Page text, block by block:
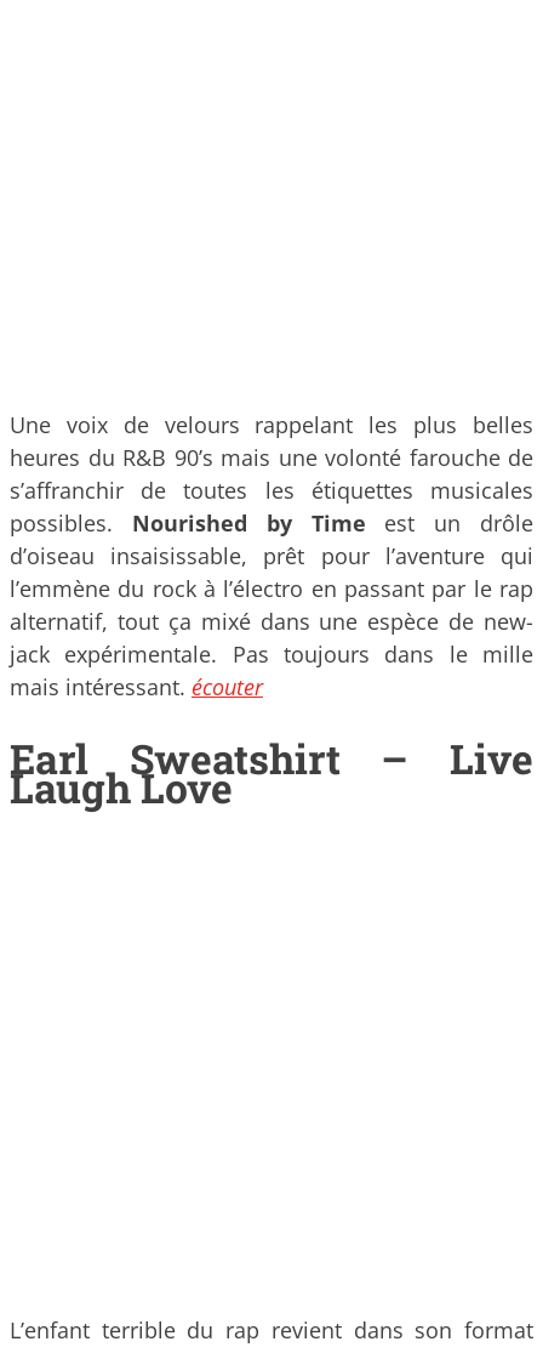
Une voix de velours rappelant les plus belles
heures du R&B 90’s mais une volonté farouche de
s’affranchir de toutes les étiquettes musicales
possibles. Nourished by Time est un drôle
d’oiseau insaisissable, prêt pour l’aventure qui
l’emmène du rock à l’électro en passant par le rap
alternatif, tout ça mixé dans une espèce de new-
jack expérimentale. Pas toujours dans le mille
mais intéressant. écouter
Earl Sweatshirt – Live
Laugh Love
L’enfant terrible du rap revient dans son format